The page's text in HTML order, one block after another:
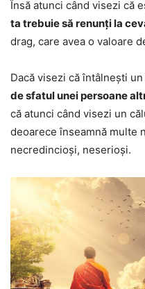
Însă atunci când visezi că
ta trebuie să renunți la
drag, care avea o valoare
Dacă visezi că întâlnești
de sfatul unei persoane
că atunci când visezi un
deoarece înseamnă multe
necredincioși, neserioși.